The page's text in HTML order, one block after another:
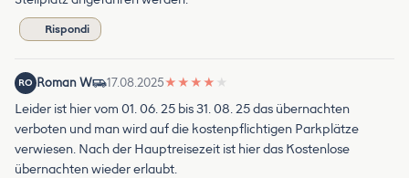
Rispondi
RO Roman W 17.08.2025★ ★ ★ ★ ★
Leider ist hier vom 01. 06. 25 bis 31. 08. 25 das übernachten
verboten und man wird auf die kostenpflichtigen Parkplätze
verwiesen. Nach der Hauptreisezeit ist hier das Kostenlose
übernachten wieder erlaubt.